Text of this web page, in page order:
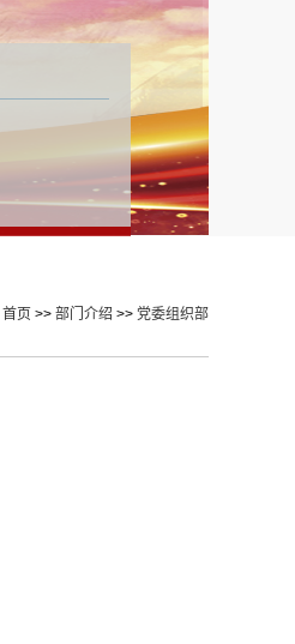
首页 >> 部门介绍 >> 党委组织部